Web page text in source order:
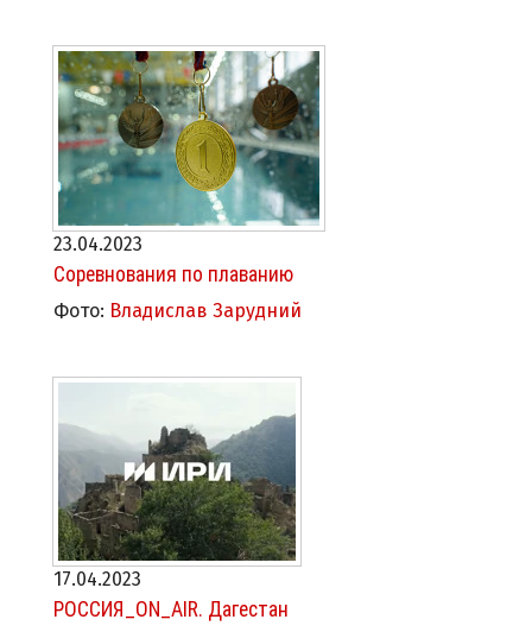
23.04.2023
Соревнования по плаванию
Фото: Владислав Зарудний
17.04.2023
РОССИЯ_ON_AIR. Дагестан